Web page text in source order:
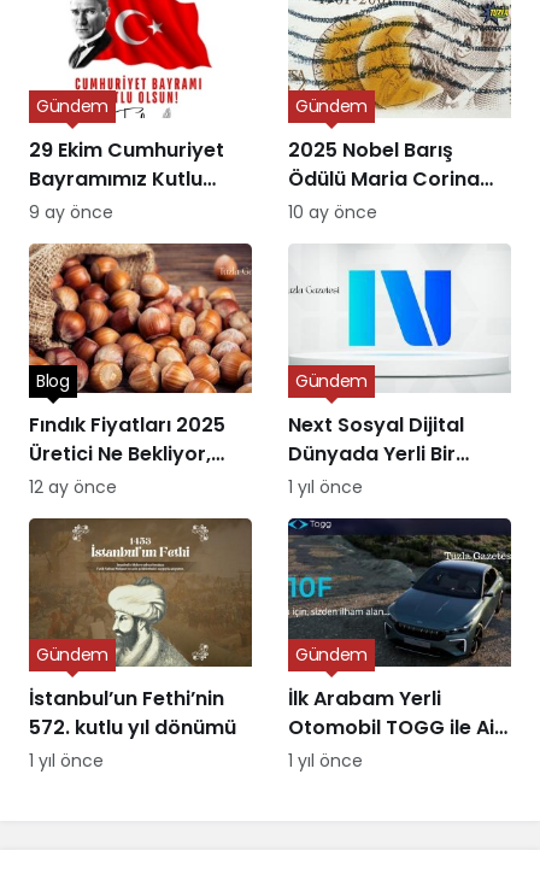
29 Ekim Cumhuriyet
Bayramımız Kutlu
Olsun
Gündem
9 ay önce
2025 Nobel Barış
Ödülü Maria Corina
Machado’ya Verildi
Gündem
10 ay önce
Fındık Fiyatları 2025
Üretici Ne Bekliyor,
Piyasa Ne Sunuyor?
Blog
12 ay önce
Next Sosyal Dijital
Dünyada Yerli Bir
Alternatifin Doğuşu
Gündem
1 yıl önce
İstanbul’un Fethi’nin
572. kutlu yıl dönümü
Gündem
1 yıl önce
İlk Arabam Yerli
Otomobil TOGG ile Aile
Destek Programı
Gündem
1 yıl önce